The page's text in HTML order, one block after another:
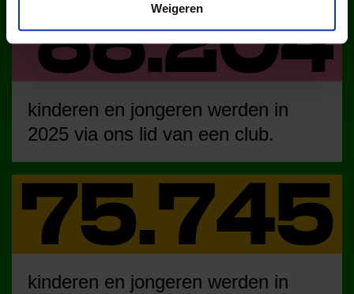
Weigeren
kinderen en jongeren werden in
2025 via ons lid van een club.
kinderen en jongeren werden in